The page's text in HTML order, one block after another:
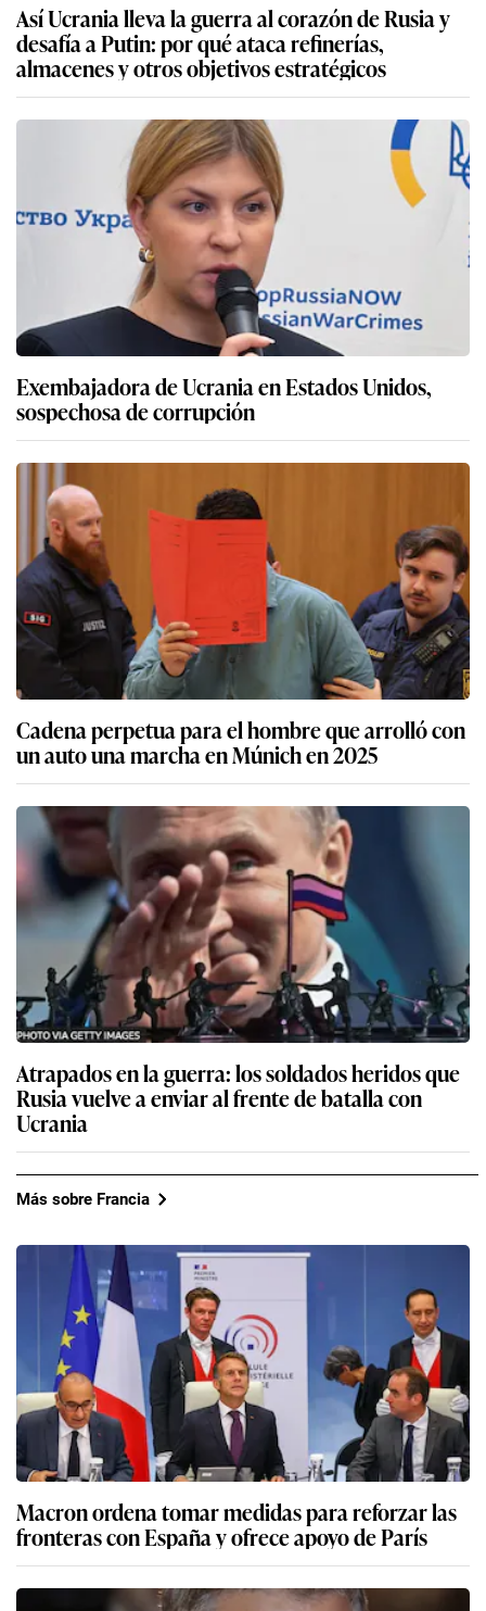
Así Ucrania lleva la guerra al corazón de Rusia y
desafía a Putin: por qué ataca refinerías,
almacenes y otros objetivos estratégicos
Exembajadora de Ucrania en Estados Unidos,
sospechosa de corrupción
Cadena perpetua para el hombre que arrolló con
un auto una marcha en Múnich en 2025
Atrapados en la guerra: los soldados heridos que
Rusia vuelve a enviar al frente de batalla con
Ucrania
Más sobre Francia
Macron ordena tomar medidas para reforzar las
fronteras con España y ofrece apoyo de París